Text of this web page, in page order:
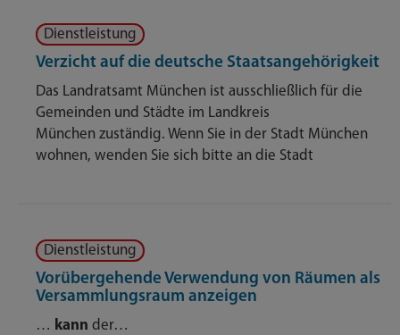
Dienstleistung
Verzicht auf die deutsche Staatsangehörigkeit
Das Landratsamt München ist ausschließlich für die
Gemeinden und Städte im Landkreis
München zuständig. Wenn Sie in der Stadt München
wohnen, wenden Sie sich bitte an die Stadt
Dienstleistung
Vorübergehende Verwendung von Räumen als
Versammlungsraum anzeigen
… kann der…